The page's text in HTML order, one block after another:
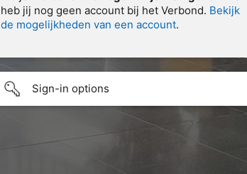
heb jij nog geen account bij het Verbond. Bekijk
de mogelijkheden van een account.
Sign-in options